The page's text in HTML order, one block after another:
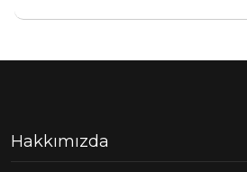
Hakkımızda